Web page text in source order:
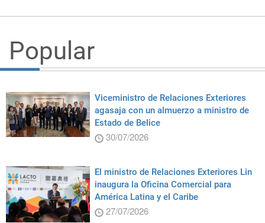
Popular
Viceministro de Relaciones Exteriores
agasaja con un almuerzo a ministro de
Estado de Belice
30/07/2026
El ministro de Relaciones Exteriores Lin
inaugura la Oficina Comercial para
América Latina y el Caribe
27/07/2026